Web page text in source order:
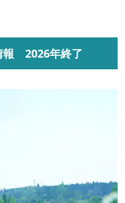
報 2026年終了